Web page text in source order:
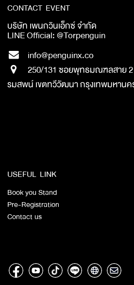
CONTACT EVENT
บริษัท เพนกวินเอ็กซ์ จำกัด
LINE Official: @Torpenguin
info@penguinx.co
250/131 ซอยพุทธมณฑลสาย 2
รมสพน์ เขตทวีวัฒนา กรุงเทพมหานค
USEFUL LINK
Book you Stand
Pre-Registration
Contact us